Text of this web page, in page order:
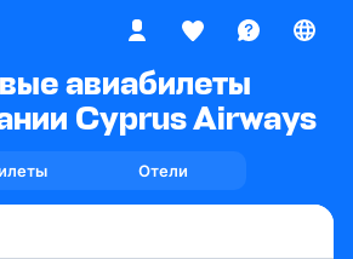
авиабилеты
Cyprus Airways
Отели